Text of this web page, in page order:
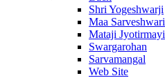
Shri Yogeshwarji
Maa Sarveshwari
Mataji Jyotirmayi
Swargarohan
Sarvamangal
Web Site